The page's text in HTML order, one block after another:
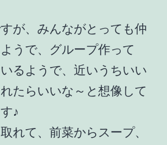
が、みんながとっても仲
うで、グループ作って
るようで、近いうちいい
たらいいな～と想像して
♪
れて、前菜からスープ、